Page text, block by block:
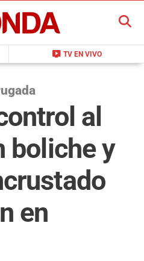
live_tv TV EN VIVO
BUSCAR
al
boliche y
en